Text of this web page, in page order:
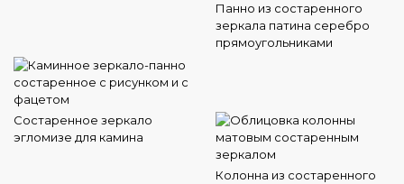
Панно из состаренного
зеркала патина серебро
прямоугольниками
Состаренное зеркало
эгломизе для камина
Колонна из состаренного